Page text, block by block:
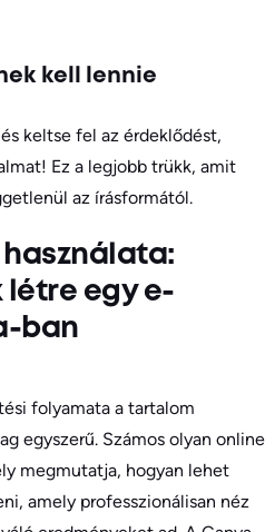
kell lennie
keltse fel az érdeklődést,
Ez a legjobb trükk, amit
az írásformától.
használata:
létre egy e-
ban
folyamata a tartalom
egyszerű. Számos olyan online
megmutatja, hogyan lehet
amely professzionálisan néz